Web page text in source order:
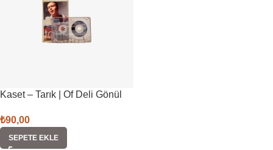
Kaset – Tarık | Of Deli Gönül
₺90,00
SEPETE EKLE